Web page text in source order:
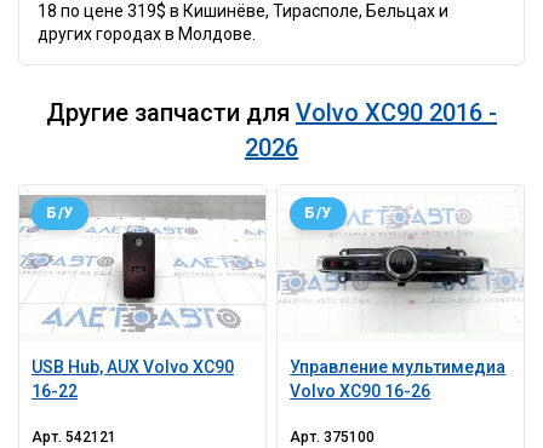
18 по цене 319$ в Кишинёве, Тирасполе, Бельцах и
других городах в Молдове.
Другие запчасти для Volvo XC90 2016 -
2026
USB Hub, AUX Volvo XC90
16-22
Б/У
Арт.542121
Управление мультимедиа
Volvo XC90 16-26
Б/У
Арт.375100